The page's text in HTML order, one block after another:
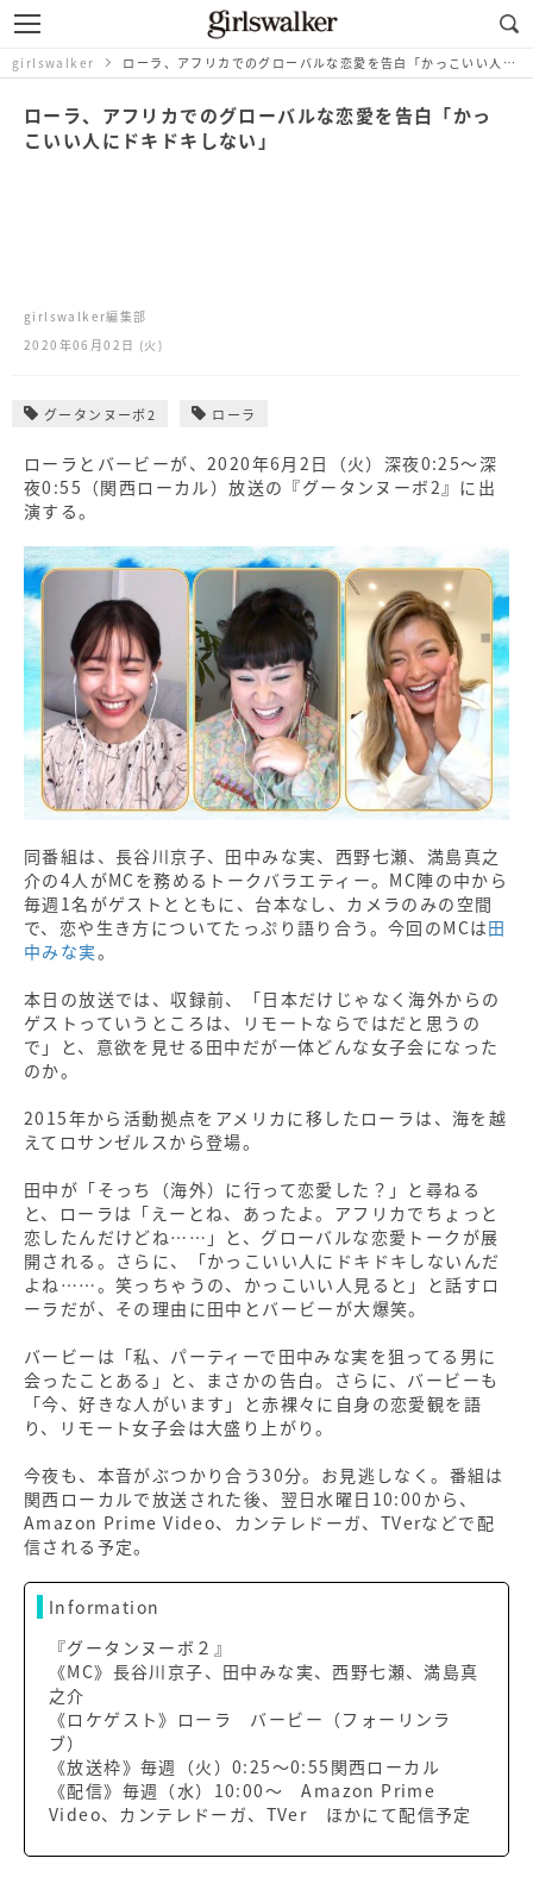
girlswalker ローラ、アフリカでのグローバルな恋愛を告白「かっこいい人にドキドキしない」
ローラ、アフリカでのグローバルな恋愛を告白「かっ
こいい人にドキドキしない」
girlswalker編集部
2020年06月02日 (火)
グータンヌーボ2 ローラ
ローラとバービーが、2020年6月2日（火）深夜0:25～深
夜0:55（関西ローカル）放送の『グータンヌーボ2』に出
演する。
同番組は、長谷川京子、田中みな実、西野七瀬、満島真之
介の4人がMCを務めるトークバラエティー。MC陣の中から
毎週1名がゲストとともに、台本なし、カメラのみの空間
で、恋や生き方についてたっぷり語り合う。今回のMCは田
中みな実。
本日の放送では、収録前、「日本だけじゃなく海外からの
ゲストっていうところは、リモートならではだと思うの
で」と、意欲を見せる田中だが一体どんな女子会になった
のか。
2015年から活動拠点をアメリカに移したローラは、海を越
えてロサンゼルスから登場。
田中が「そっち（海外）に行って恋愛した？」と尋ねる
と、ローラは「えーとね、あったよ。アフリカでちょっと
恋したんだけどね……」と、グローバルな恋愛トークが展
開される。さらに、「かっこいい人にドキドキしないんだ
よね……。笑っちゃうの、かっこいい人見ると」と話すロ
ーラだが、その理由に田中とバービーが大爆笑。
バービーは「私、パーティーで田中みな実を狙ってる男に
会ったことある」と、まさかの告白。さらに、バービーも
「今、好きな人がいます」と赤裸々に自身の恋愛観を語
り、リモート女子会は大盛り上がり。
今夜も、本音がぶつかり合う30分。お見逃しなく。番組は
関西ローカルで放送された後、翌日水曜日10:00から、
Amazon Prime Video、カンテレドーガ、TVerなどで配
信される予定。
Information
『グータンヌーボ２』
《MC》長谷川京子、田中みな実、西野七瀬、満島真
之介
《ロケゲスト》ローラ バービー（フォーリンラ
ブ）
《放送枠》毎週（火）0:25～0:55関西ローカル
《配信》毎週（水）10:00～ Amazon Prime
Video、カンテレドーガ、TVer ほかにて配信予定